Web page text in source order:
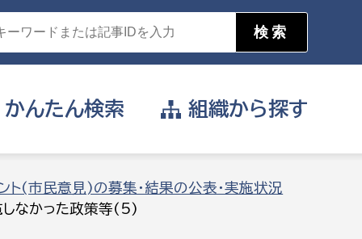
かんたん検索
目的を選択
組織から探す
ト(市民意見)の募集・結果の公表・実施状況
しなかった政策等(5)